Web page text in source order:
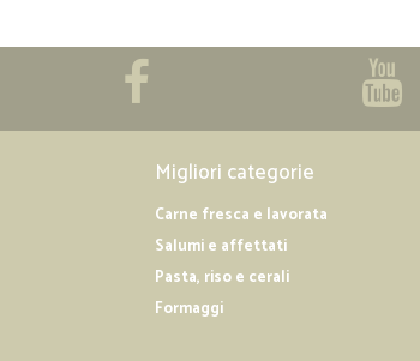
Migliori categorie
Carne fresca e lavorata
Salumi e affettati
Pasta, riso e cerali
Formaggi